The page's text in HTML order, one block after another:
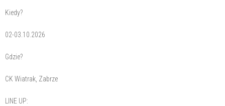
Kiedy?
02-03.10.2026
Gdzie?
CK Wiatrak, Zabrze
LINE UP: